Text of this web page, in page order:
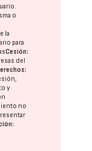
o
la
para
Cesión:
del
y
no